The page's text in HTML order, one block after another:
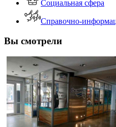
Социальная сфера
Справочно-
Вы смотрели